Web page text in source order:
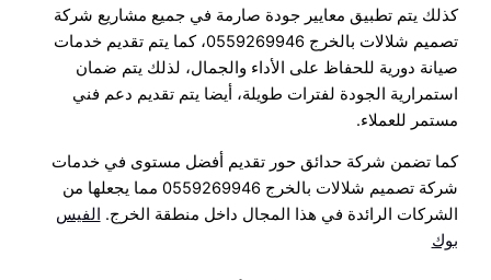
كذلك يتم تطبيق معايير جودة صارمة في جميع مشاريع شركة
تصميم شلالات بالخرج 0559269946، كما يتم تقديم خدمات
صيانة دورية للحفاظ على الأداء والجمال، لذلك يتم ضمان
استمرارية الجودة لفترات طويلة، أيضا يتم تقديم دعم فني
مستمر للعملاء.
كما تضمن شركة حدائق حور تقديم أفضل مستوى في خدمات
شركة تصميم شلالات بالخرج 0559269946 مما يجعلها من
الشركات الرائدة في هذا المجال داخل منطقة الخرج. الفيس
بوك